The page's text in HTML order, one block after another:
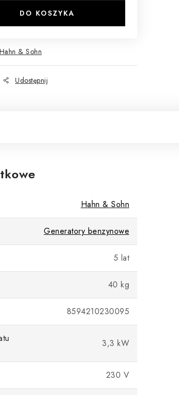
DO KOSZYKA
Hahn & Sohn
Udostępnij
Hahn & Sohn
Generatory benzynowe
5 lat
40 kg
8594210230095
3,3 kW
230 V